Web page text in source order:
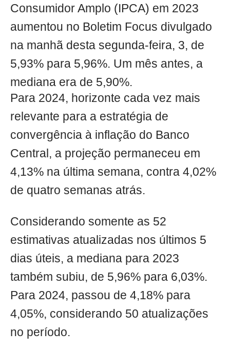
Consumidor Amplo (IPCA) em 2023
aumentou no Boletim Focus divulgado
na manhã desta segunda-feira, 3, de
5,93% para 5,96%. Um mês antes, a
mediana era de 5,90%.
Para 2024, horizonte cada vez mais
relevante para a estratégia de
convergência à inflação do Banco
Central, a projeção permaneceu em
4,13% na última semana, contra 4,02%
de quatro semanas atrás.
Considerando somente as 52
estimativas atualizadas nos últimos 5
dias úteis, a mediana para 2023
também subiu, de 5,96% para 6,03%.
Para 2024, passou de 4,18% para
4,05%, considerando 50 atualizações
no período.